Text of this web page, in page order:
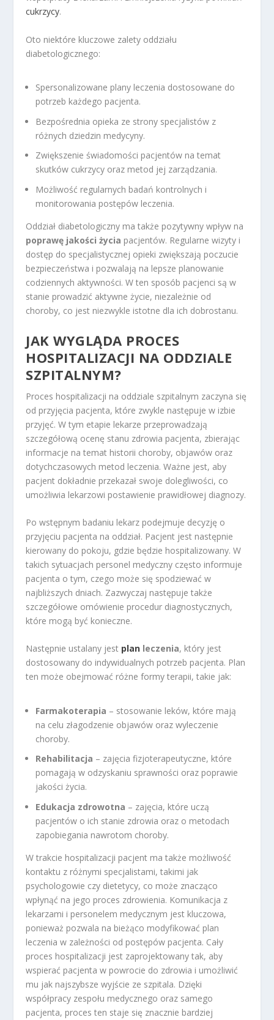
cukrzycy.
Oto niektóre kluczowe zalety oddziału
diabetologicznego:
Spersonalizowane plany leczenia dostosowane do
potrzeb każdego pacjenta.
Bezpośrednia opieka ze strony specjalistów z
różnych dziedzin medycyny.
Zwiększenie świadomości pacjentów na temat
skutków cukrzycy oraz metod jej zarządzania.
Możliwość regularnych badań kontrolnych i
monitorowania postępów leczenia.
Oddział diabetologiczny ma także pozytywny wpływ na
poprawę jakości życia pacjentów. Regularne wizyty i
dostęp do specjalistycznej opieki zwiększają poczucie
bezpieczeństwa i pozwalają na lepsze planowanie
codziennych aktywności. W ten sposób pacjenci są w
stanie prowadzić aktywne życie, niezależnie od
choroby, co jest niezwykle istotne dla ich dobrostanu.
JAK WYGLĄDA PROCES
HOSPITALIZACJI NA ODDZIALE
SZPITALNYM?
Proces hospitalizacji na oddziale szpitalnym zaczyna się
od przyjęcia pacjenta, które zwykle następuje w izbie
przyjęć. W tym etapie lekarze przeprowadzają
szczegółową ocenę stanu zdrowia pacjenta, zbierając
informacje na temat historii choroby, objawów oraz
dotychczasowych metod leczenia. Ważne jest, aby
pacjent dokładnie przekazał swoje dolegliwości, co
umożliwia lekarzowi postawienie prawidłowej diagnozy.
Po wstępnym badaniu lekarz podejmuje decyzję o
przyjęciu pacjenta na oddział. Pacjent jest następnie
kierowany do pokoju, gdzie będzie hospitalizowany. W
takich sytuacjach personel medyczny często informuje
pacjenta o tym, czego może się spodziewać w
najbliższych dniach. Zazwyczaj następuje także
szczegółowe omówienie procedur diagnostycznych,
które mogą być konieczne.
Następnie ustalany jest plan leczenia, który jest
dostosowany do indywidualnych potrzeb pacjenta. Plan
ten może obejmować różne formy terapii, takie jak:
Farmakoterapia – stosowanie leków, które mają
na celu złagodzenie objawów oraz wyleczenie
choroby.
Rehabilitacja – zajęcia fizjoterapeutyczne, które
pomagają w odzyskaniu sprawności oraz poprawie
jakości życia.
Edukacja zdrowotna – zajęcia, które uczą
pacjentów o ich stanie zdrowia oraz o metodach
zapobiegania nawrotom choroby.
W trakcie hospitalizacji pacjent ma także możliwość
kontaktu z różnymi specjalistami, takimi jak
psychologowie czy dietetycy, co może znacząco
wpłynąć na jego proces zdrowienia. Komunikacja z
lekarzami i personelem medycznym jest kluczowa,
ponieważ pozwala na bieżąco modyfikować plan
leczenia w zależności od postępów pacjenta. Cały
proces hospitalizacji jest zaprojektowany tak, aby
wspierać pacjenta w powrocie do zdrowia i umożliwić
mu jak najszybsze wyjście ze szpitala. Dzięki
współpracy zespołu medycznego oraz samego
pacjenta, proces ten staje się znacznie bardziej